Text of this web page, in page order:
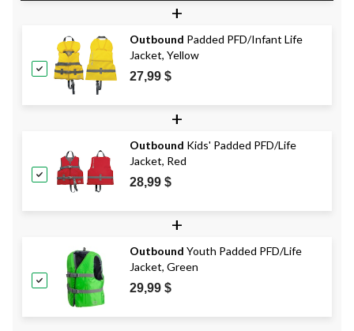
+
Outbound Padded PFD/Infant Life
Jacket, Yellow
27,99 $
+
Outbound Kids' Padded PFD/Life
Jacket, Red
28,99 $
+
Outbound Youth Padded PFD/Life
Jacket, Green
29,99 $